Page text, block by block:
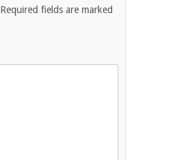
Required fields are marked